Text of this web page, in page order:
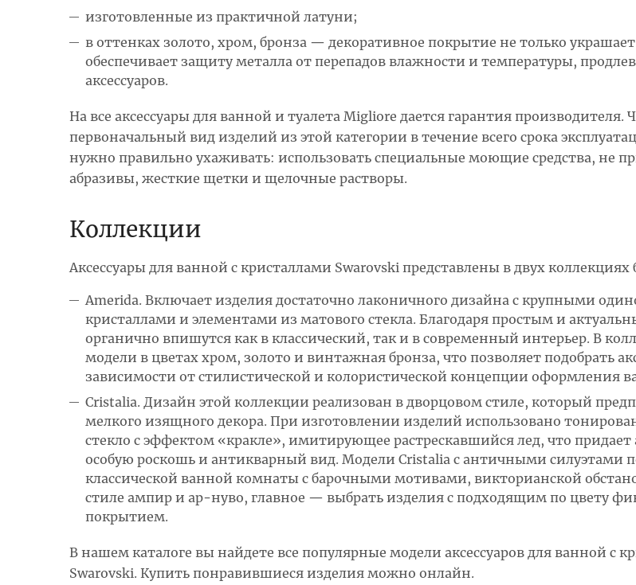
изготовленные из практичной латуни;
в оттенках золото, хром, бронза — декоративное покрытие не только
обеспечивает защиту металла от перепадов влажности и температуры,
аксессуаров.
На все аксессуары для ванной и туалета Migliore дается гарантия производителя.
первоначальный вид изделий из этой категории в течение всего срока
нужно правильно ухаживать: использовать специальные моющие средства, не
абразивы, жесткие щетки и щелочные растворы.
Коллекции
Аксессуары для ванной с кристаллами Swarovski представлены в двух коллекциях
Amerida. Включает изделия достаточно лаконичного дизайна с крупными
кристаллами и элементами из матового стекла. Благодаря простым и
органично впишутся как в классический, так и в современный интерьер. В
модели в цветах хром, золото и винтажная бронза, что позволяет подобрать
зависимости от стилистической и колористической концепции оформления
Cristalia. Дизайн этой коллекции реализован в дворцовом стиле, который
мелкого изящного декора. При изготовлении изделий использовано
стекло с эффектом «кракле», имитирующее растрескавшийся лед, что придает
особую роскошь и антикварный вид. Модели Cristalia с античными силуэтами
классической ванной комнаты с барочными мотивами, викторианской
стиле ампир и ар-нуво, главное — выбрать изделия с подходящим по цвету
покрытием.
В нашем каталоге вы найдете все популярные модели аксессуаров для ванной с
Swarovski. Купить понравившиеся изделия можно онлайн.